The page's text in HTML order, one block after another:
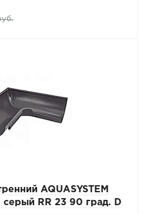
AQUASYSTEM
серый RR 23 90 град. D